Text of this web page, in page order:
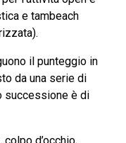
e tambeach
il punteggio in
da una serie di
successione è di